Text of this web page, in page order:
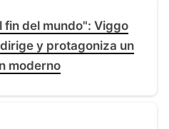
fin del mundo": Viggo
y protagoniza un
moderno